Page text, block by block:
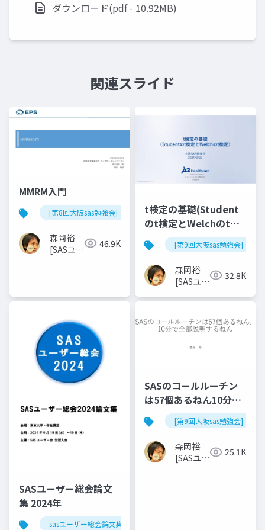
ダウンロード(pdf - 10.92MB)
関連スライド
MMRM入門
[第8回大阪sas勉強会]
森岡裕
[SASユー
46.9K
t検定の基礎(Student
のt検定とWelchのt検
定)
[第9回大阪sas勉強会]
森岡裕
[SASユー
世話人]
32.8K
SASユーザー総会論文
集 2024年
sasユーザー総会論文集 2024年
SASのコールルーチン
は57個あるねん10分で
全部説明するねん
[第9回大阪sas勉強会]
森岡裕
[SASユー
25.1K